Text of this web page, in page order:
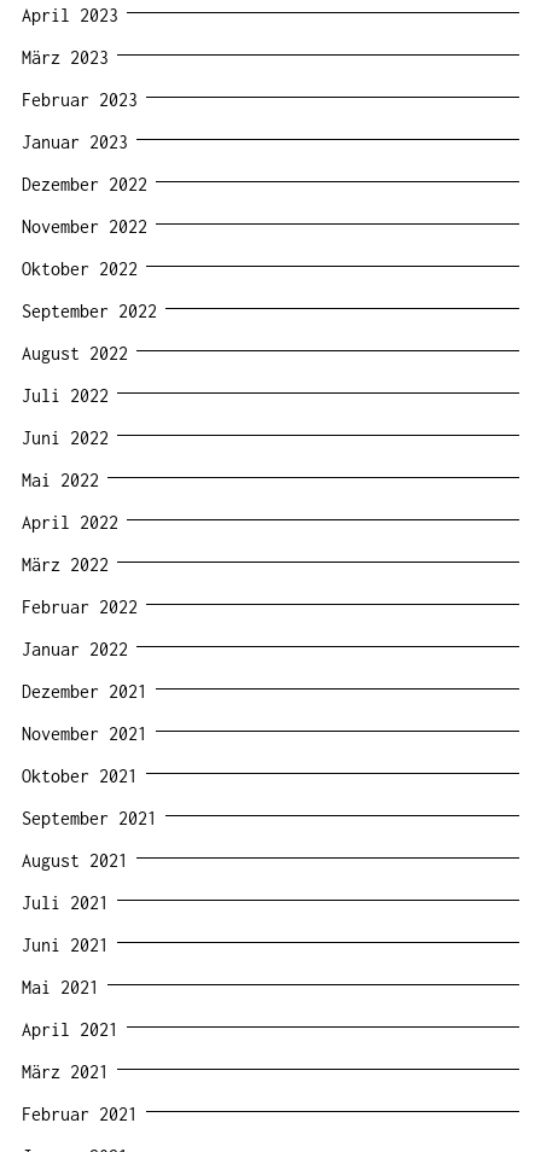
April 2023
März 2023
Februar 2023
Januar 2023
Dezember 2022
November 2022
Oktober 2022
September 2022
August 2022
Juli 2022
Juni 2022
Mai 2022
April 2022
März 2022
Februar 2022
Januar 2022
Dezember 2021
November 2021
Oktober 2021
September 2021
August 2021
Juli 2021
Juni 2021
Mai 2021
April 2021
März 2021
Februar 2021